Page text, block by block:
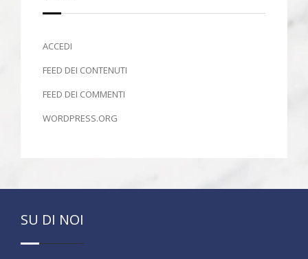
ACCEDI
FEED DEI CONTENUTI
FEED DEI COMMENTI
WORDPRESS.ORG
SU DI NOI